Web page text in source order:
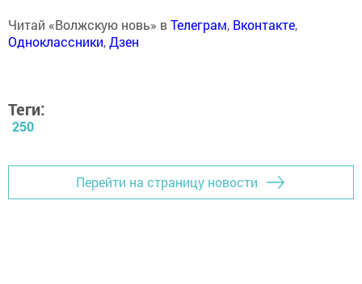
Читай «Волжскую новь» вТелеграм, Вконтакте,
Одноклассники,Дзен
Теги:
250
Перейти на страницу новости